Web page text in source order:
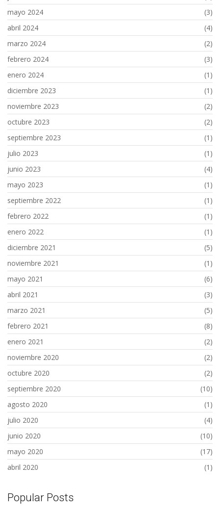
mayo 2024
(3)
abril 2024
(4)
marzo 2024
(2)
febrero 2024
(3)
enero 2024
(1)
diciembre 2023
(1)
noviembre 2023
(2)
octubre 2023
(2)
septiembre 2023
(1)
julio 2023
(1)
junio 2023
(4)
mayo 2023
(1)
septiembre 2022
(1)
febrero 2022
(1)
enero 2022
(1)
diciembre 2021
(5)
noviembre 2021
(1)
mayo 2021
(6)
abril 2021
(3)
marzo 2021
(5)
febrero 2021
(8)
enero 2021
(2)
noviembre 2020
(2)
octubre 2020
(2)
septiembre 2020
(10)
agosto 2020
(1)
julio 2020
(4)
junio 2020
(10)
mayo 2020
(17)
abril 2020
(1)
Popular Posts